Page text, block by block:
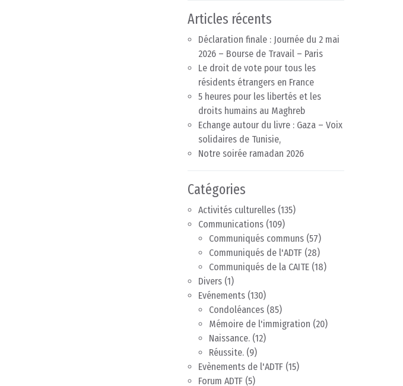
Articles récents
Déclaration finale : Journée du 2 mai
2026 – Bourse de Travail – Paris
Le droit de vote pour tous les
résidents étrangers en France
5 heures pour les libertés et les
droits humains au Maghreb
Echange autour du livre : Gaza – Voix
solidaires de Tunisie,
Notre soirée ramadan 2026
Catégories
Activités culturelles (135)
Communications (109)
Communiqués communs (57)
Communiqués de l'ADTF (28)
Communiqués de la CAITE (18)
Divers (1)
Evénements (130)
Condoléances (85)
Mémoire de l'immigration (20)
Naissance. (12)
Réussite. (9)
Evènements de l'ADTF (15)
Forum ADTF (5)